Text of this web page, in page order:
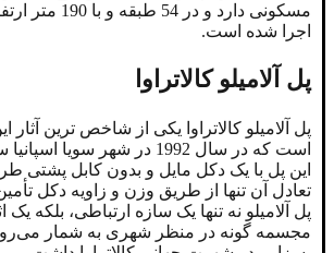
مسکونی دارد و در
اجرا شده است.
پل آلامیلو کالاتراوا
پل آلامیلو کالاتراوا یکی از شاخص ترین آثار
است که در سال 1992 در شهر سویا
این پل با یک دکل مایل و بدون کابل پشتی
تعادل آن تنها از طریق وزن و زاویه دکل
پل آلامیلو نه ‌تنها یک سازه ارتباطی، بلکه یک
مجسمه ‌گونه در منظر شهری به شمار می‌رود